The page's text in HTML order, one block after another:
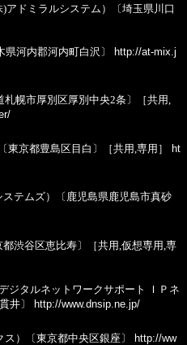
)アドミラルシステム）〔埼玉県川口
県河内郡河内町白沢〕
http://at-mix.j
札幌市厚別区厚別中央2条〕［共用,
東京都豊島区目白〕［共用,専用］
ht
ステムズ）〔鹿児島県鹿児島市真砂
都渋谷区恵比寿〕［共用,仮想専用,専
デジタルネットワークサポート ＩＰネ
井〕
http://www.dnsip.ne.jp/
ス）〔東京都中央区銀座〕
http://ww